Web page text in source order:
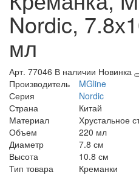
Nordic,
мл
Арт. 77046 В наличии Новинка
Производитель
MGline
Серия
Nordic
Страна
Китай
Материал
Хрустальное
Объем
220 мл
Диаметр
7.8 см
Высота
10.8 см
Тип товара
Креманки